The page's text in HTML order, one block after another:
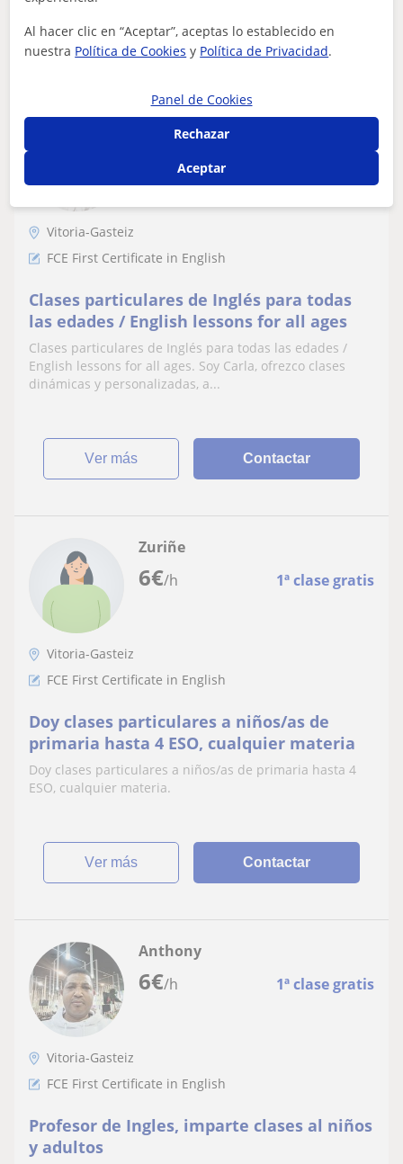
ver más Contactar
Carla
Vitoria-Gasteiz
FCE First Certificate in English
Clases particulares de Inglés para todas
las edades / English lessons for all ages
Clases particulares de Inglés para todas las edades /
English lessons for all ages. Soy Carla, ofrezco clases
dinámicas y personalizadas, a...
ver más Contactar
6€/h 1ª clase gratis
Zuriñe
Vitoria-Gasteiz
FCE First Certificate in English
Doy clases particulares a niños/as de
primaria hasta 4 ESO, cualquier materia
Doy clases particulares a niños/as de primaria hasta 4
ESO, cualquier materia.
ver más Contactar
6€/h 1ª clase gratis
Anthony
Vitoria-Gasteiz
FCE First Certificate in English
Profesor de Ingles, imparte clases al niños
y adultos
Al hacer clic en “Aceptar”, aceptas lo establecido en
nuestra Política de Cookies y Política de Privacidad.
Panel de Cookies
Rechazar
Aceptar